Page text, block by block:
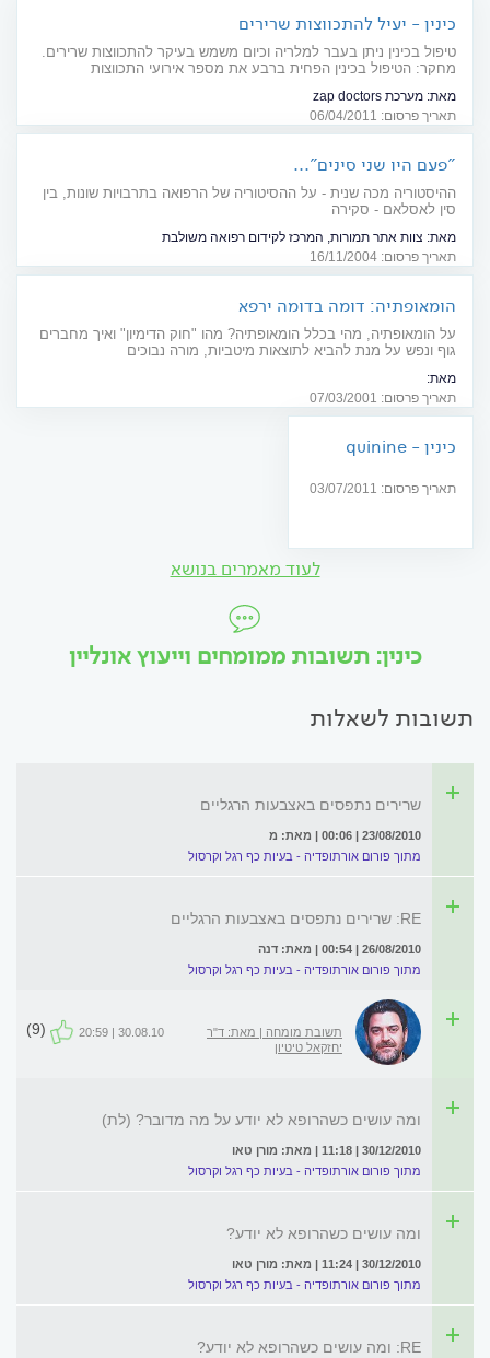
כינין - יעיל להתכווצות שרירים
טיפול בכינין ניתן בעבר למלריה וכיום משמש בעיקר להתכווצות שרירים.
מחקר: הטיפול בכינין הפחית ברבע את מספר אירועי התכווצות
מאת: מערכת zap doctors
תאריך פרסום: 06/04/2011
"פעם היו שני סינים"...
ההיסטוריה מכה שנית - על ההסיטוריה של הרפואה בתרבויות שונות, בין
סין לאסלאם - סקירה
מאת: צוות אתר תמורות, המרכז לקידום רפואה משולבת
תאריך פרסום: 16/11/2004
הומאופתיה: דומה בדומה ירפא
על הומאופתיה, מהי בכלל הומאופתיה? מהו "חוק הדימיון" ואיך מחברים
גוף ונפש על מנת להביא לתוצאות מיטביות, מורה נבוכים
מאת:
אנשים רבים פונים לטיפול הומאופאתי, רובם אינם יודעים שהומאופתיה אינה
זהה לטיפול ב"צמחי מרפא." על הפילוסופיה של ההומאופתיה.
תאריך פרסום: 07/03/2001
כינין - quinine
תאריך פרסום: 03/07/2011
לעוד מאמרים בנושא
כינין: תשובות ממומחים וייעוץ אונליין
תשובות לשאלות
שרירים נתפסים באצבעות הרגליים
23/08/2010 | 00:06 | מאת: מ
מתוך פורום אורתופדיה - בעיות כף רגל וקרסול
RE: שרירים נתפסים באצבעות הרגליים
26/08/2010 | 00:54 | מאת: דנה
מתוך פורום אורתופדיה - בעיות כף רגל וקרסול
תשובת מומחה | מאת: ד"ר
יחזקאל טיטיון
30.08.10 | 20:59
(9)
ומה עושים כשהרופא לא יודע על מה מדובר? (לת)
30/12/2010 | 11:18 | מאת: מורן טאו
מתוך פורום אורתופדיה - בעיות כף רגל וקרסול
ומה עושים כשהרופא לא יודע?
30/12/2010 | 11:24 | מאת: מורן טאו
מתוך פורום אורתופדיה - בעיות כף רגל וקרסול
RE: ומה עושים כשהרופא לא יודע?